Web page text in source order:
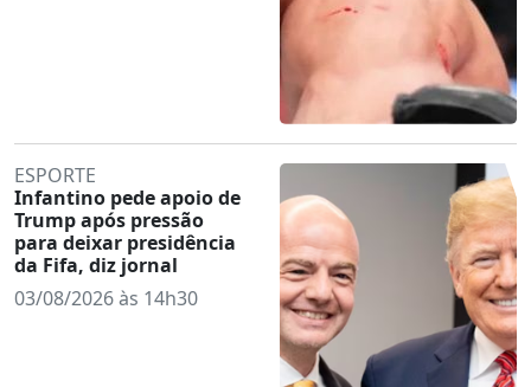
ESPORTE
Infantino pede apoio de
Trump após pressão
para deixar presidência
da Fifa, diz jornal
03/08/2026 às 14h30